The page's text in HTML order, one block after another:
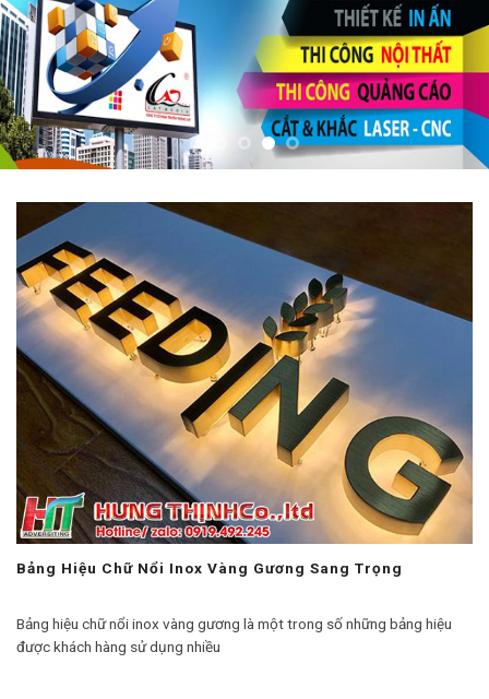
Bảng Hiệu Chữ Nổi Inox Vàng Gương Sang Trọng
Bảng hiệu chữ nổi inox vàng gương là một trong số những bảng hiệu
được khách hàng sử dụng nhiều